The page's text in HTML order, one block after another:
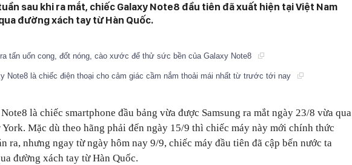
sau khi ra mắt, chiếc Galaxy Note8 đầu tiên đã xuất hiện tại Việt Nam
đường xách tay từ Hàn Quốc.
tấn uốn cong, đốt nóng, cào xước để thử sức bền của Galaxy Note8
Note8 là chiếc điện thoại cho cảm giác cầm nắm thoải mái nhất từ trước tới nay
là chiếc smartphone đầu bảng vừa được Samsung ra mắt ngày 23/8 vừa qua
York. Mặc dù theo hãng phải đến ngày 15/9 thì chiếc máy này mới chính thức
ra, nhưng ngay từ ngày hôm nay 9/9, chiếc máy đầu tiên đã cập bến nước ta
đường xách tay từ Hàn Quốc.